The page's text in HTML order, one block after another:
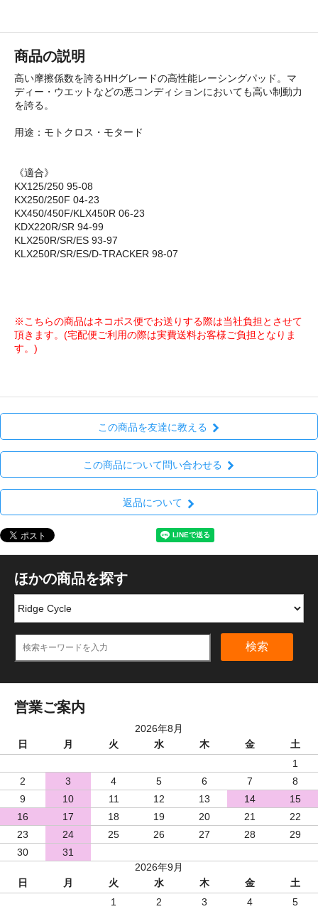
商品の説明
高い摩擦係数を誇るHHグレードの高性能レーシングパッド。マ
ディー・ウエットなどの悪コンディションにおいても高い制動力
を誇る。
用途：モトクロス・モタード
《適合》
KX125/250 95-08
KX250/250F 04-23
KX450/450F/KLX450R 06-23
KDX220R/SR 94-99
KLX250R/SR/ES 93-97
KLX250R/SR/ES/D-TRACKER 98-07
※こちらの商品はネコポス便でお送りする際は当社負担とさせて
頂きます。(宅配便ご利用の際は実費送料お客様ご負担となりま
す。)
この商品を友達に教える
この商品について問い合わせる
返品について
ほかの商品を探す
検索
営業ご案内
2026年8月
日
月 火 水 木 金
土
1
2
3 4 5 6 7
8
9
10 11 12 13 14
15
16
17 18 19 20 21
22
23
24 25 26 27 28
29
30
31
2026年9月
日
月 火 水 木 金
土
1
2 3 4
5